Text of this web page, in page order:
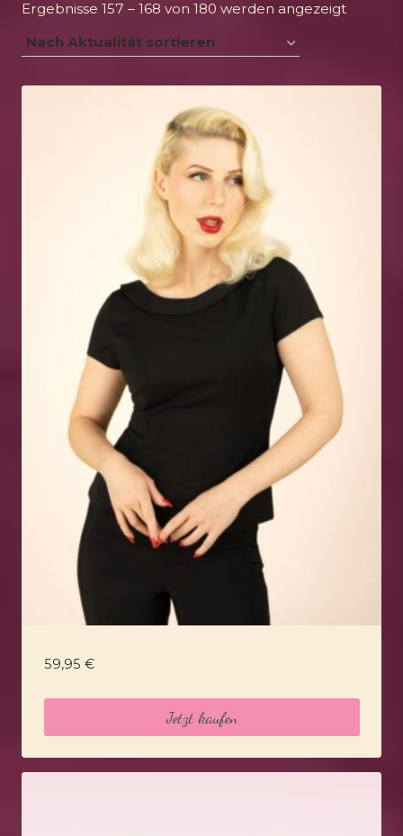
Ergebnisse 157 – 168 von 180 werden angezeigtNach
59,95 €
Jetzt kaufen